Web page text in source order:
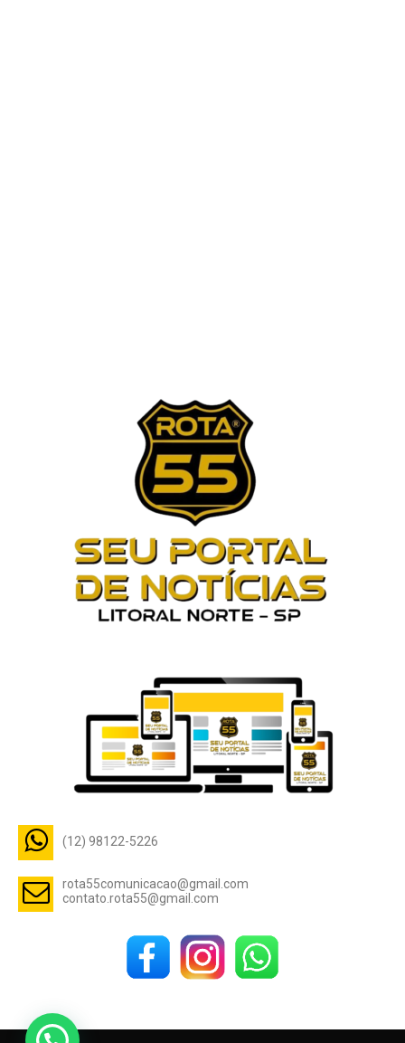
(12) 98122-5226
rota55comunicacao@gmail.com
contato.rota55@gmail.com